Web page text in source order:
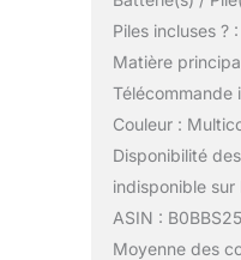
Piles incluses ?
Matière
Télécommande
Couleur :
Disponibilité
indisponible
ASIN :
Moyenne des